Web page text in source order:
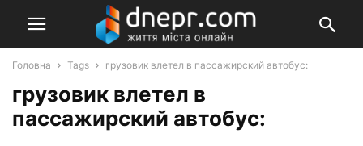
Головна Tags грузовик влетел в пассажирский автобус:
грузовик влетел в
пассажирский автобус: